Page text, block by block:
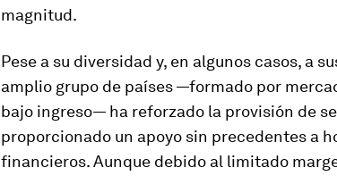
magnitud.
Pese a su diversidad y, en algunos casos, a
amplio grupo de países —formado por
bajo ingreso— ha reforzado la provisión de
proporcionado un apoyo sin precedentes a
financieros. Aunque debido al limitado